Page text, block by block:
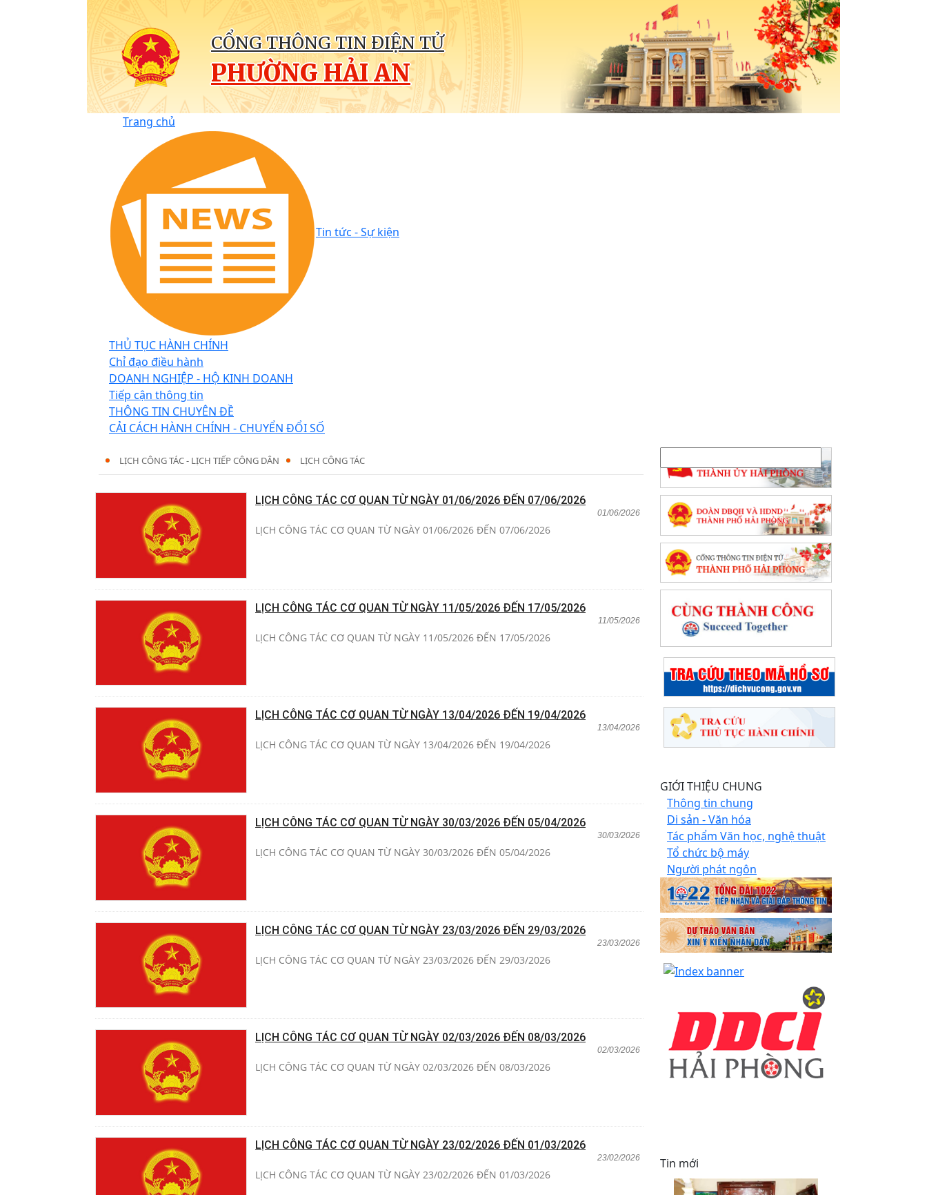
CỔNG THÔNG TIN ĐIỆN TỬ
PHƯỜNG HẢI AN
Trang chủ
Tin tức - Sự kiện
THỦ TỤC HÀNH CHÍNH
Chỉ đạo điều hành
DOANH NGHIỆP - HỘ KINH DOANH
Tiếp cận thông tin
THÔNG TIN CHUYÊN ĐỀ
CẢI CÁCH HÀNH CHÍNH - CHUYỂN ĐỔI SỐ
LỊCH CÔNG TÁC - LỊCH TIẾP CÔNG DÂN LỊCH CÔNG TÁC
LỊCH CÔNG TÁC CƠ QUAN TỪ NGÀY 01/06/2026 ĐẾN 07/06/2026
01/06/2026
LỊCH CÔNG TÁC CƠ QUAN TỪ NGÀY 01/06/2026 ĐẾN 07/06/2026
LỊCH CÔNG TÁC CƠ QUAN TỪ NGÀY 11/05/2026 ĐẾN 17/05/2026
11/05/2026
LỊCH CÔNG TÁC CƠ QUAN TỪ NGÀY 11/05/2026 ĐẾN 17/05/2026
LỊCH CÔNG TÁC CƠ QUAN TỪ NGÀY 13/04/2026 ĐẾN 19/04/2026
13/04/2026
LỊCH CÔNG TÁC CƠ QUAN TỪ NGÀY 13/04/2026 ĐẾN 19/04/2026
LỊCH CÔNG TÁC CƠ QUAN TỪ NGÀY 30/03/2026 ĐẾN 05/04/2026
30/03/2026
LỊCH CÔNG TÁC CƠ QUAN TỪ NGÀY 30/03/2026 ĐẾN 05/04/2026
LỊCH CÔNG TÁC CƠ QUAN TỪ NGÀY 23/03/2026 ĐẾN 29/03/2026
23/03/2026
LỊCH CÔNG TÁC CƠ QUAN TỪ NGÀY 23/03/2026 ĐẾN 29/03/2026
LỊCH CÔNG TÁC CƠ QUAN TỪ NGÀY 02/03/2026 ĐẾN 08/03/2026
02/03/2026
LỊCH CÔNG TÁC CƠ QUAN TỪ NGÀY 02/03/2026 ĐẾN 08/03/2026
LỊCH CÔNG TÁC CƠ QUAN TỪ NGÀY 23/02/2026 ĐẾN 01/03/2026
23/02/2026
LỊCH CÔNG TÁC CƠ QUAN TỪ NGÀY 23/02/2026 ĐẾN 01/03/2026
GIỚI THIỆU CHUNG
Thông tin chung
Di sản - Văn hóa
Tác phẩm Văn học, nghệ thuật
Tổ chức bộ máy
Người phát ngôn
Tin mới